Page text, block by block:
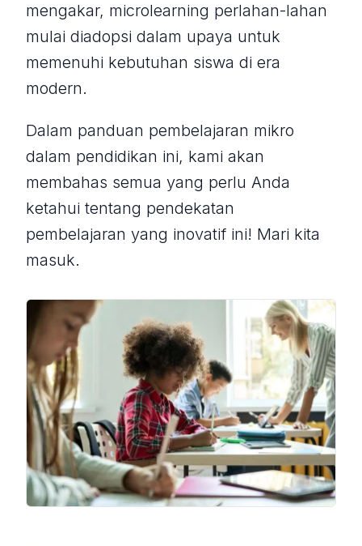
mengakar, microlearning perlahan-lahan
mulai diadopsi dalam upaya untuk
memenuhi kebutuhan siswa di era
modern.
Dalam panduan pembelajaran mikro
dalam pendidikan ini, kami akan
membahas semua yang perlu Anda
ketahui tentang pendekatan
pembelajaran yang inovatif ini! Mari kita
masuk.